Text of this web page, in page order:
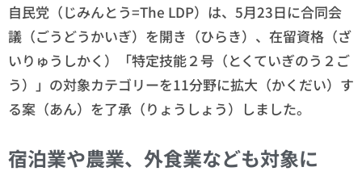
自民党（じみんとう=The LDP）は、5月23日に合同会
議（ごうどうかいぎ）を開き（ひらき）、在留資格（ざ
いりゅうしかく）「特定技能２号（とくていぎのう２ご
う）」の対象カテゴリーを11分野に拡大（かくだい）す
る案（あん）を了承（りょうしょう）しました。
宿泊業や農業、外食業なども対象に